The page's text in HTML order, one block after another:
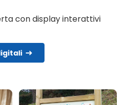
con display interattivi